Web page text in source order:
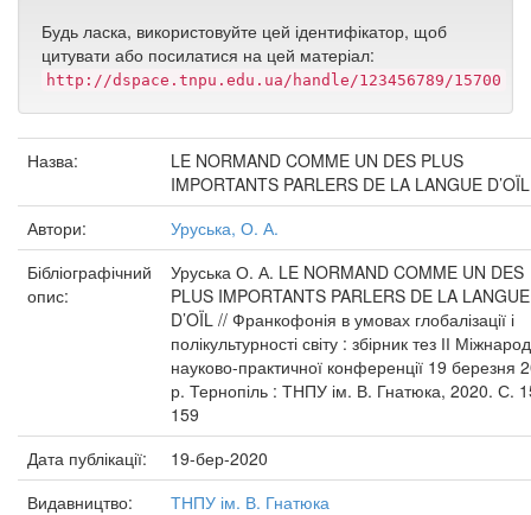
Будь ласка, використовуйте цей ідентифікатор, щоб
цитувати або посилатися на цей матеріал:
http://dspace.tnpu.edu.ua/handle/123456789/15700
Назва:
LE NORMAND COMME UN DES PLUS
IMPORTANTS PARLERS DE LA LANGUE D’OÏL
Автори:
Уруська, О. А.
Бібліографічний
опис:
Уруська О. А. LE NORMAND COMME UN DES
PLUS IMPORTANTS PARLERS DE LA LANGUE
D’OÏL // Франкофонія в умовах глобалізації і
полікультурності світу : збірник тез ІІ
науково-практичної конференції 19 березня
р. Тернопіль : ТНПУ ім. В. Гнатюка, 2020. С.
159
Дата публікації:
19-бер-2020
Видавництво:
ТНПУ ім. В. Гнатюка